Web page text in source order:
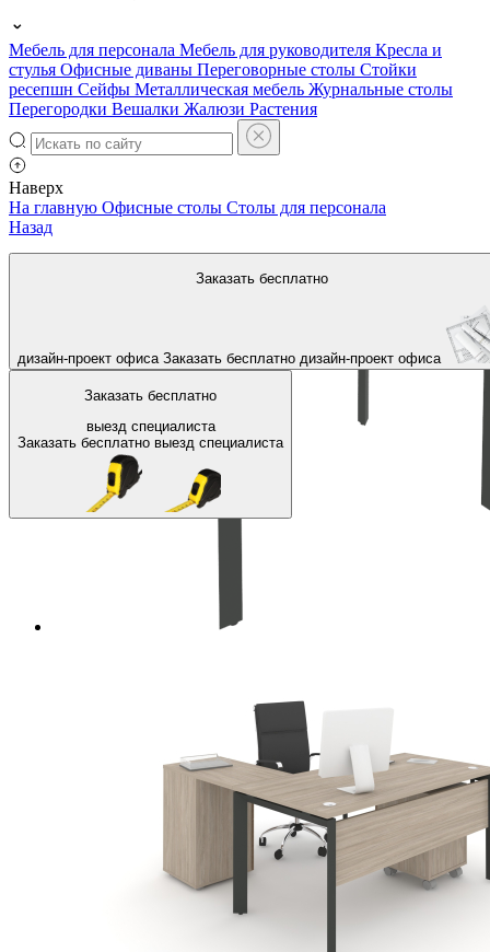
Мебель для персонала Мебель для руководителя Кресла и
стулья Офисные диваны Переговорные столы Стойки
ресепшн Сейфы Металлическая мебель Журнальные столы
Перегородки Вешалки Жалюзи Растения
Наверх
Заказать бесплатно
дизайн-проект офиса Заказать бесплатно дизайн-проект офиса
Заказать бесплатно
выезд специалиста
Заказать бесплатно выезд специалиста
На главную Офисные столы Столы для персонала
Назад